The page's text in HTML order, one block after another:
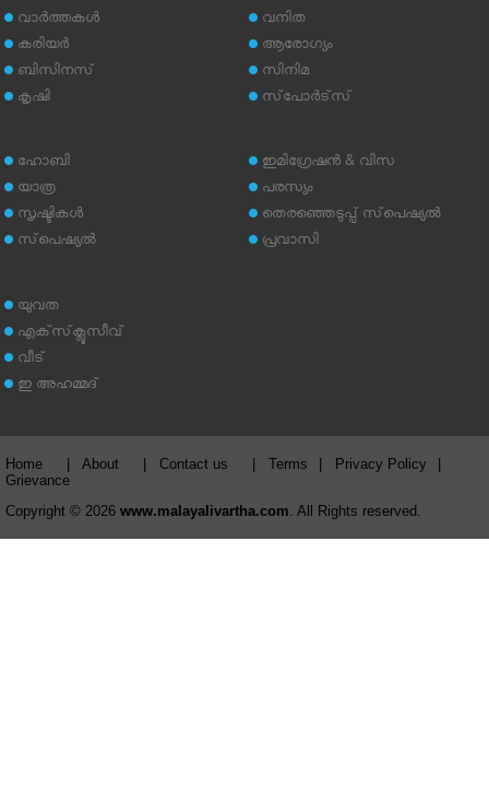
വാര്‍ത്തകള്‍
കരിയര്‍
ബിസിനസ്
കൃഷി
വനിത
ആരോഗ്യം
സിനിമ
സ്‌പോര്‍ട്‌സ്
ഹോബി
യാത്ര
സൃഷ്ടികള്‍
സ്‌പെഷ്യല്‍
ഇമിഗ്രേഷന്‍ & വിസ
പരസ്യം
തെരഞ്ഞെടുപ്പ് സ്‌പെഷ്യല്‍
പ്രവാസി
യുവത
എക്‌സ്‌ക്ലൂസീവ്
വീട്
ഇ അഹമ്മദ്‌
Home About Contact us Terms Privacy Policy
Grievance
Copyright © 2026 www.malayalivartha.com . All Rights reserved.